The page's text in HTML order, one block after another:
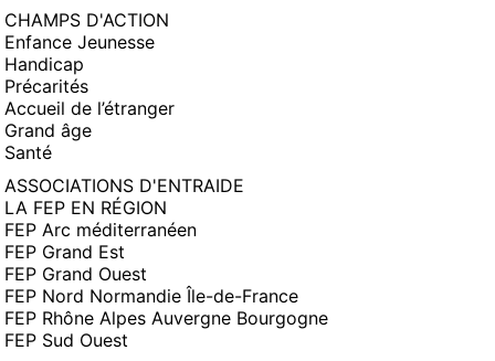
CHAMPS D'ACTION
Enfance Jeunesse
Handicap
Précarités
Accueil de l’étranger
Grand âge
Santé
ASSOCIATIONS D'ENTRAIDE
LA FEP EN RÉGION
FEP Arc méditerranéen
FEP Grand Est
FEP Grand Ouest
FEP Nord Normandie Île-de-France
FEP Rhône Alpes Auvergne Bourgogne
FEP Sud Ouest